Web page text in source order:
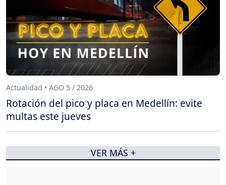
Actualidad • AGO 5 / 2026
Rotación del pico y placa en Medellín: evite
multas este jueves
VER MÁS +